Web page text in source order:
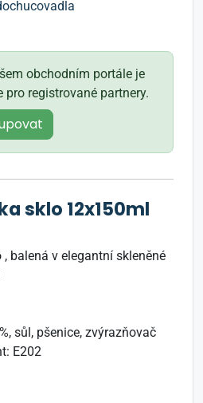
obchodním portále je
pro registrované partnery.
sklo 12x150ml
balená v elegantní skleněné
sůl, pšenice, zvýrazňovač
E202